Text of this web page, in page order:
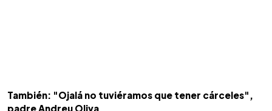
También: "Ojalá no tuviéramos que tener cárceles",
padre Andreu Oliva